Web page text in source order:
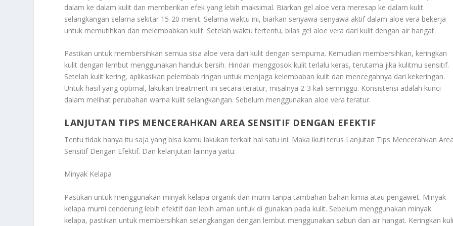
dalam ke dalam kulit dan memberikan efek yang lebih maksimal. Biarkan gel aloe vera meresap ke dalam kulit
selangkangan selama sekitar 15-20 menit. Selama waktu ini, biarkan senyawa-senyawa aktif dalam aloe vera bekerja
untuk memutihkan dan melembabkan kulit. Setelah waktu tertentu, bilas gel aloe vera dari kulit dengan air hangat.
Pastikan untuk membersihkan semua sisa aloe vera dari kulit dengan sempurna. Kemudian membersihkan, keringkan
kulit dengan lembut menggunakan handuk bersih. Hindari menggosok kulit terlalu keras, terutama jika kulitmu sensitif.
Setelah kulit kering, aplikasikan pelembab ringan untuk menjaga kelembaban kulit dan mencegahnya dari kekeringan.
Untuk hasil yang optimal, lakukan treatment ini secara teratur, misalnya 2-3 kali seminggu. Konsistensi adalah kunci
dalam melihat perubahan warna kulit selangkangan. Sebelum menggunakan aloe vera teratur.
LANJUTAN TIPS MENCERAHKAN AREA SENSITIF DENGAN EFEKTIF
Tentu tidak hanya itu saja yang bisa kamu lakukan terkait hal satu ini. Maka ikuti terus Lanjutan Tips Mencerahkan
Sensitif Dengan Efektif. Dan kelanjutan lainnya yaitu:
Minyak Kelapa
Pastikan untuk menggunakan minyak kelapa organik dan murni tanpa tambahan bahan kimia atau pengawet. Minyak
kelapa murni cenderung lebih efektif dan lebih aman untuk di gunakan pada kulit. Sebelum menggunakan minyak
kelapa, pastikan untuk membersihkan selangkangan dengan lembut menggunakan sabun dan air hangat. Keringkan